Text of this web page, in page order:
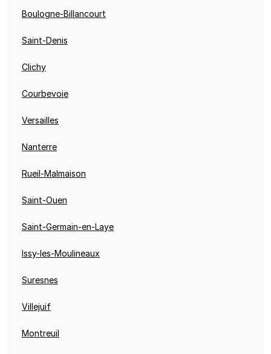
Boulogne-Billancourt
Saint-Denis
Clichy
Courbevoie
Versailles
Nanterre
Rueil-Malmaison
Saint-Ouen
Saint-Germain-en-Laye
Issy-les-Moulineaux
Suresnes
Villejuif
Montreuil